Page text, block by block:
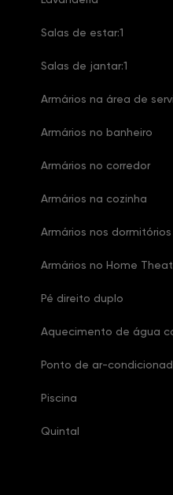
Salas de estar:1
Salas de jantar:1
Armários na área de
Armários no banheiro
Armários no corredor
Armários na cozinha
Armários nos dormitórios
Armários no Home
Pé direito duplo
Aquecimento de água
Ponto de ar-
Piscina
Quintal